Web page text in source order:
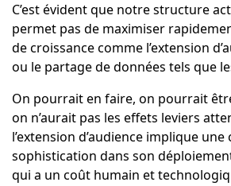
C’est évident que notre structure
permet pas de maximiser
de croissance comme l’extension
ou le partage de données tels que
On pourrait en faire, on pourrait
on n’aurait pas les effets leviers
l’extension d’audience implique
sophistication dans son
qui a un coût humain et